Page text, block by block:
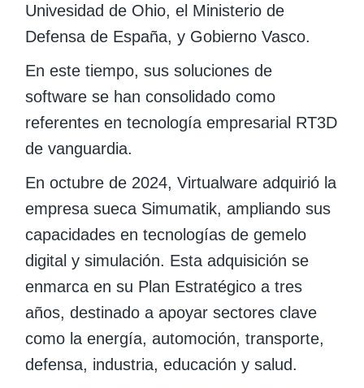
Univesidad de Ohio, el Ministerio de
Defensa de España, y Gobierno Vasco.
En este tiempo, sus soluciones de
software se han consolidado como
referentes en tecnología empresarial RT3D
de vanguardia.
En octubre de 2024, Virtualware adquirió la
empresa sueca Simumatik, ampliando sus
capacidades en tecnologías de gemelo
digital y simulación. Esta adquisición se
enmarca en su Plan Estratégico a tres
años, destinado a apoyar sectores clave
como la energía, automoción, transporte,
defensa, industria, educación y salud.